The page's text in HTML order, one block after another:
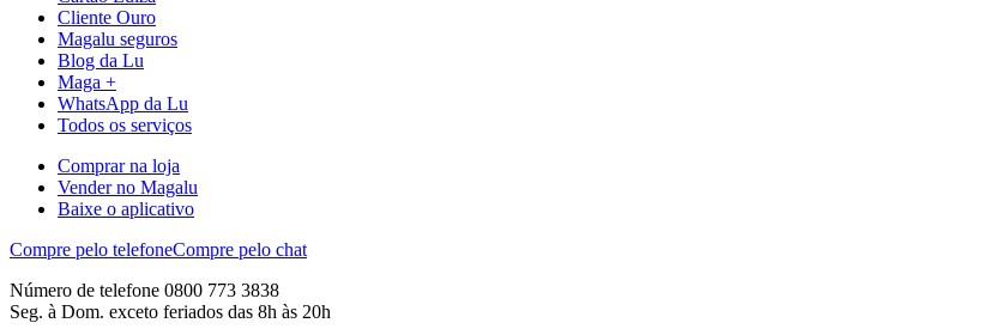
Cliente Ouro
Magalu seguros
Blog da Lu
Maga +
WhatsApp da Lu
Todos os serviços
Comprar na loja
Vender no Magalu
Baixe o aplicativo
Compre pelo telefoneCompre pelo chat
Número de telefone 0800 773 3838
Seg. à Dom. exceto feriados das 8h às 20h